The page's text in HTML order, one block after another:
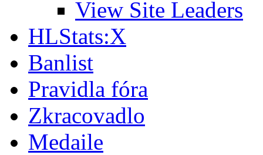
View Site Leaders
HLStats:X
Banlist
Pravidla fóra
Zkracovadlo
Medaile